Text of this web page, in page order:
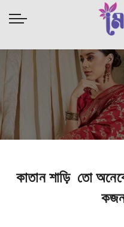
কাতান শাড়িতো